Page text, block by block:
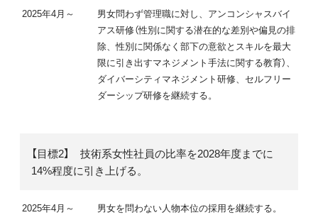
2025年4月～
男女問わず管理職に対し、アンコンシャスバイ
アス研修（性別に関する潜在的な差別や偏見の排
除、性別に関係なく部下の意欲とスキルを最大
限に引き出すマネジメント手法に関する教育）、
ダイバーシティマネジメント研修、セルフリー
ダーシップ研修を継続する。
【目標2】 技術系女性社員の比率を2028年度までに
14%程度に引き上げる。
2025年4月～
男女を問わない人物本位の採用を継続する。